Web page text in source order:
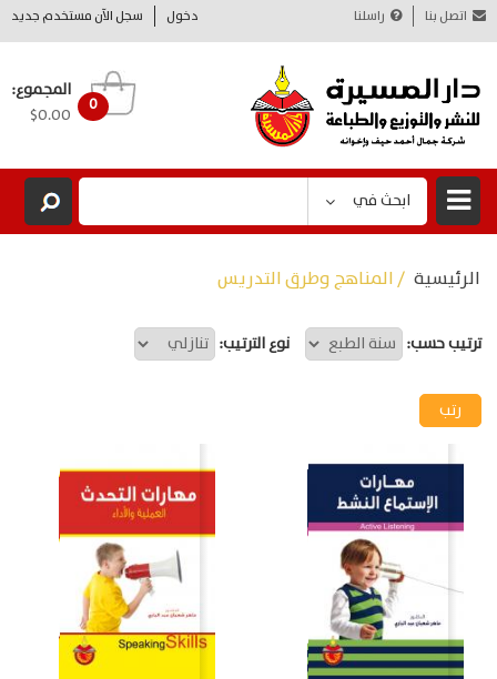
دخول سجل الآن مستخدم جديد اتصل بنا راسلنا
0
المجموع:
$0.00
ابحث في
الرئيسية / المناهج وطرق التدريس
ترتيب حسب: نوع الترتيب: